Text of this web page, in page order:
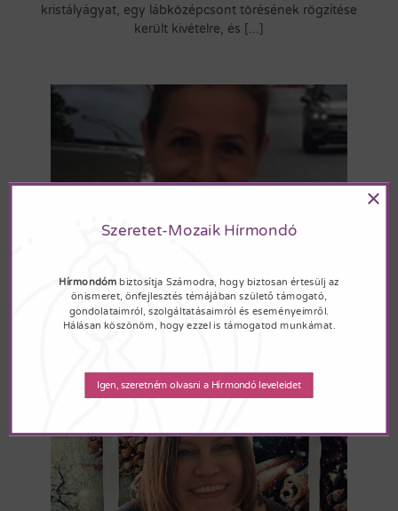
kristályágyat, egy lábközépcsont törésének rögzítése
került kivételre, és [...]
BENKŐ ÉVA / BUDAPEST
Coaching konzultációkról: Anyukám súlyos betegsége
Szeretet-Mozaik Hírmondó
Hírmondóm biztosítja Számodra, hogy biztosan értesülj az
önismeret, önfejlesztés témájában születő támogató,
gondolataimról, szolgáltatásaimról és eseményeimről.
Hálásan köszönöm, hogy ezzel is támogatod munkámat.
Igen, szeretném olvasni a Hírmondó leveleidet
×